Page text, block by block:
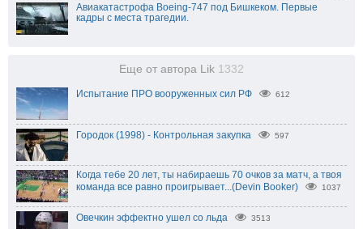
Авиакатастрофа Boeing-747 под Бишкеком. Первые
кадры с места трагедии.
Еще от автора Lik 1332
Испытание ПРО вооруженных сил РФ 612
Городок (1998) - Контрольная закупка 597
Когда тебе 20 лет, ты набираешь 70 очков за матч, а твоя
команда все равно проигрывает...(Devin Booker)
1037
Овечкин эффектно ушел со льда 3513